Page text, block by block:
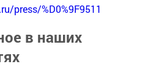
press/%D0%9F9511
в наших